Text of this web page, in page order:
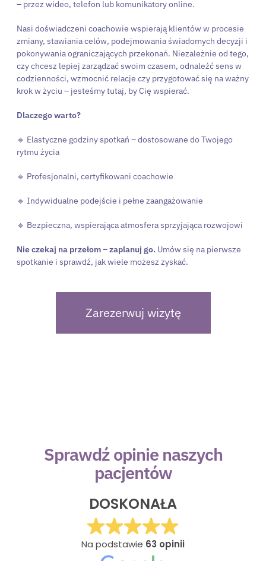
– przez wideo, telefon lub komunikatory online.
Nasi doświadczeni coachowie wspierają klientów w procesie
zmiany, stawiania celów, podejmowania świadomych decyzji i
pokonywania ograniczających przekonań. Niezależnie od tego,
czy chcesz lepiej zarządzać swoim czasem, odnaleźć sens w
codzienności, wzmocnić relacje czy przygotować się na ważny
krok w życiu – jesteśmy tutaj, by Cię wspierać.
Dlaczego warto?
🔹 Elastyczne godziny spotkań – dostosowane do Twojego
rytmu życia
🔹 Profesjonalni, certyfikowani coachowie
🔹 Indywidualne podejście i pełne zaangażowanie
🔹 Bezpieczna, wspierająca atmosfera sprzyjająca rozwojowi
Nie czekaj na przełom – zaplanuj go. Umów się na pierwsze
spotkanie i sprawdź, jak wiele możesz zyskać.
Zarezerwuj wizytę
Sprawdź opinie naszych
pacjentów
DOSKONAŁA
Na podstawie 63 opinii